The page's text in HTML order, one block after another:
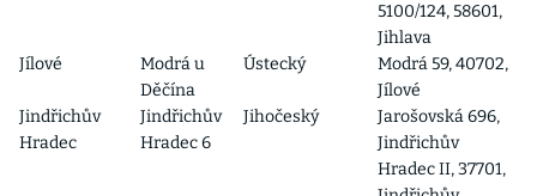
5100/124, 58601,
Jihlava
Jílové
Modrá u
Děčína
Ústecký
Modrá 59, 40702,
Jílové
Jindřichův
Hradec
Jindřichův
Hradec 6
Jihočeský
Jarošovská 696,
Jindřichův
Hradec II, 37701,